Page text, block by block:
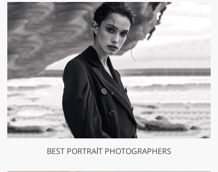
BEST PORTRAIT PHOTOGRAPHERS